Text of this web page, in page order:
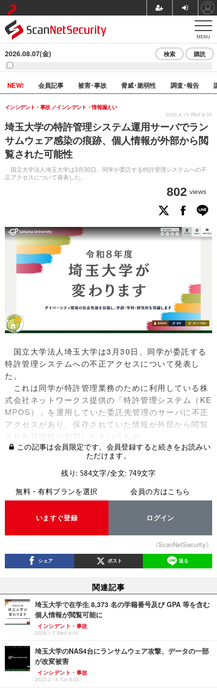
MENU
2026.08.07(金) 検索 購読
NEW! 会員記事 被害･事故 脅威･脆弱性 調査･報告
埼玉大学の特許管理システム運用サーバでラン
サムウェア感染の痕跡、個人情報が外部から閲
覧された可能性
国立大学法人埼玉大学は3月30日、同学が委託する特許管理システムへの不
正アクセスについて発表した。
インシデント・事故 インシデント・情報漏えい
802 views
2026.4.15 Wed 8:05
国立大学法人埼玉大学は3月30日、同学が委託する
特許管理システムへの不正アクセスについて発表し
た。
これは同学が特許管理業務のために利用している株
式会社ネットワークス提供の「特許管理システム（KE
MPOS）」を運用していた委託先管理のサーバに不正
アクセスがあり、保存されていた情報が外部から閲覧
された可能性が判明したというもの。
この記事は会員限定です。会員登録すると続きをお読みい
ただけます。
残り: 584文字/全文: 749文字
無料・有料プランを選択
いますぐ登録
会員の方はこちら
ログイン
《ScanNetSecurity》
シェア ポスト 送る
関連記事
埼玉大学で在学生 8,373 名の学籍番号及び GPA 等を含む
個人情報が閲覧可能に
インシデント・事故
2026.1.7 Wed 8:05
埼玉大学のNAS4台にランサムウェア攻撃、データの一部
が改変被害
インシデント・事故
2023.2.14 Tue 8:05